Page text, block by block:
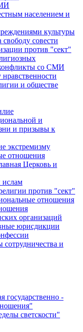
населением и
культуры
совести
против "сект"
со СМИ
и обществе
и
и призывы к
экстремизму
отношения
Церковь и
ислам
против "сект"
отношения
организаций
юрисдикции
и
государственно -
светскости"